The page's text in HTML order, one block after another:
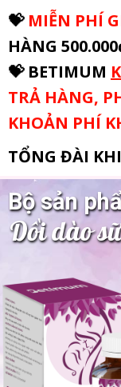
💝 MIỄN PHÍ
HÀNG
💝 BETIMUM
TRẢ HÀNG,
KHOẢN PHÍ
TỔNG ĐÀI
Dồi dào
Bộ sản